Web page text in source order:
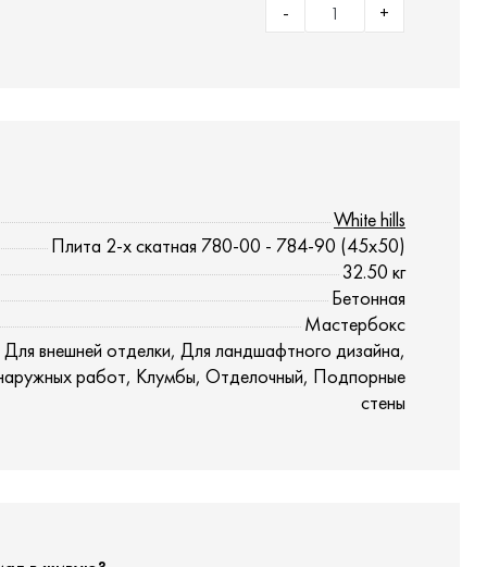
+
-
White hills
Плита 2-х скатная 780-00 - 784-90 (45x50)
32.50 кг
Бетонная
Мастербокс
внешней отделки, Для ландшафтного дизайна,
работ, Клумбы, Отделочный, Подпорные
стены